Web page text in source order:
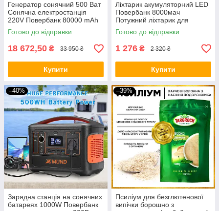
Генератор сонячний 500 Ват
Сонячна електростанція
220V Повербанк 80000 mAh
+ сонячна панель 100 ват
BIO
Готово до відправки
18 672,50 ₴ 33 950 ₴
Купити
Ліхтарик акумуляторний LED
Повербанк 8000мач
Потужний ліхтарик для
освітлення будинку BIO
Готово до відправки
1 276 ₴ 2 320 ₴
Купити
–40%
Зарядна станція на сонячних
батареях 1000W Повербанк
–39%
Псиліум для безглютенової
випічки борошно з